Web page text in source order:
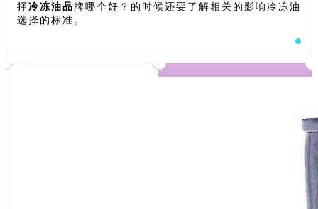
择冷冻油品 牌哪个好？的时候还要了解相关的影响冷冻油
选择的标准。